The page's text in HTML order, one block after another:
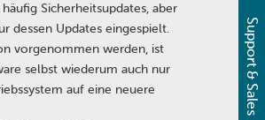
Sicherheitsupdates, aber
dessen Updates eingespielt.
vorgenommen werden, ist
selbst wiederum auch nur
auf eine neuere
Support & Sales